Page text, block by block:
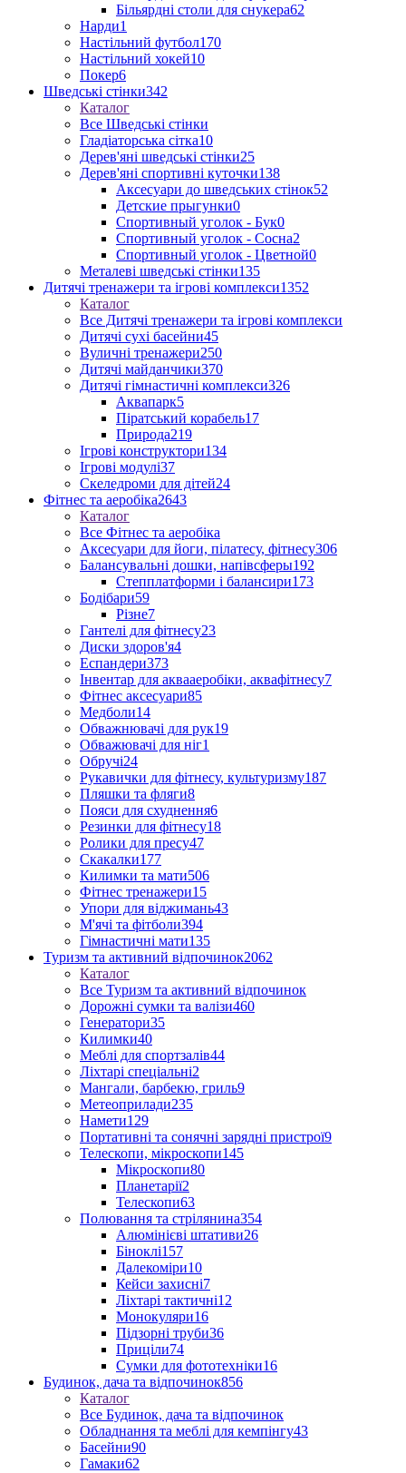
Більярдні столи для снукера62
Нарди1
Настільний футбол170
Настільний хокей10
Покер6
Шведські стінки342
Каталог
Все Шведські стінки
Гладіаторська сітка10
Дерев'яні шведські стінки25
Дерев'яні спортивні куточки138
Аксесуари до шведських стінок52
Детские прыгунки0
Спортивный уголок - Бук0
Спортивный уголок - Сосна2
Спортивный уголок - Цветной0
Металеві шведські стінки135
Дитячі тренажери та ігрові комплекси1352
Каталог
Все Дитячі тренажери та ігрові комплекси
Дитячі сухі басейни45
Вуличні тренажери250
Дитячі майданчики370
Дитячі гімнастичні комплекси326
Аквапарк5
Піратський корабель17
Природа219
Ігрові конструктори134
Ігрові модулі37
Скеледроми для дітей24
Фітнес та аеробіка2643
Каталог
Все Фітнес та аеробіка
Аксесуари для йоги, пілатесу, фітнесу306
Балансувальні дошки, напівсферы192
Степплатформи і балансири173
Бодібари59
Різне7
Гантелі для фітнесу23
Диски здоров'я4
Еспандери373
Інвентар для аквааеробіки, аквафітнесу7
Фітнес аксесуари85
Медболи14
Обважнювачі для рук19
Обважювачі для ніг1
Обручі24
Рукавички для фітнесу, культуризму187
Пляшки та фляги8
Пояси для схуднення6
Резинки для фітнесу18
Ролики для пресу47
Скакалки177
Килимки та мати506
Фітнес тренажери15
Упори для віджимань43
М'ячі та фітболи394
Гімнастичні мати135
Туризм та активний відпочинок2062
Каталог
Все Туризм та активний відпочинок
Дорожні сумки та валізи460
Генератори35
Килимки40
Меблі для спортзалів44
Ліхтарі спеціальні2
Мангали, барбекю, гриль9
Метеоприлади235
Намети129
Портативні та сонячні зарядні пристрої9
Телескопи, мікроскопи145
Мікроскопи80
Планетарії2
Телескопи63
Полювання та стрілянина354
Алюмінієві штативи26
Біноклі157
Далекоміри10
Кейси захисні7
Ліхтарі тактичні12
Монокуляри16
Підзорні труби36
Приціли74
Сумки для фототехніки16
Будинок, дача та відпочинок856
Каталог
Все Будинок, дача та відпочинок
Обладнання та меблі для кемпінгу43
Басейни90
Гамаки62